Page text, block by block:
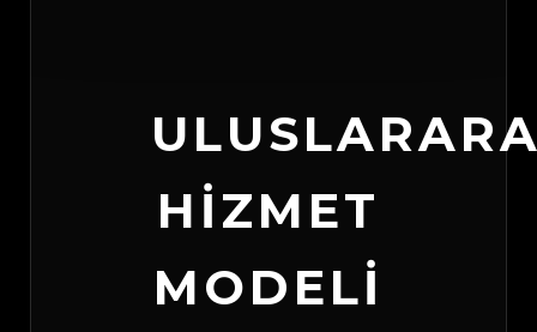
HIZMET
MODELI